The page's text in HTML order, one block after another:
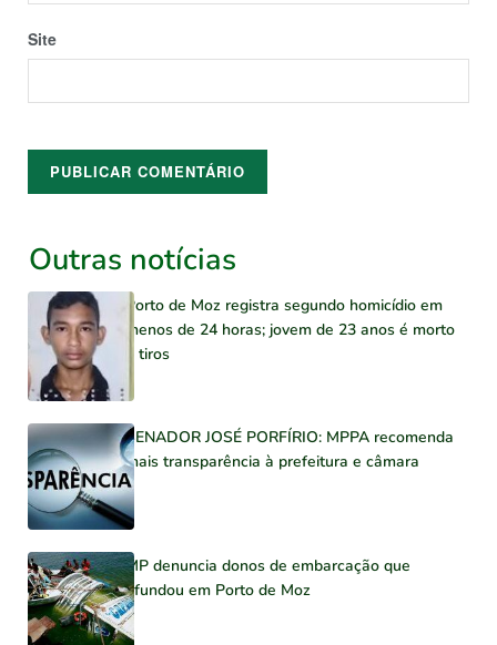
Site
Outras notícias
Porto de Moz registra segundo homicídio em
menos de 24 horas; jovem de 23 anos é morto
a tiros
SENADOR JOSÉ PORFÍRIO: MPPA recomenda
mais transparência à prefeitura e câmara
MP denuncia donos de embarcação que
afundou em Porto de Moz